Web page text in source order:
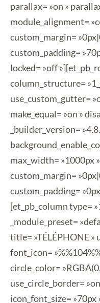
parallax= »on »
module_alignment=
custom_margin=
custom_padding=
locked= »off
column_structure=
use_custom_gutter=
make_equal= »on »
_builder_version=
max_width= »1000px
custom_margin=
custom_padding=
[et_pb_column type=
_module_preset=
title= »TÉLÉPHONE »
font_icon=
circle_color=
use_circle_border=
icon_font_size= »70px